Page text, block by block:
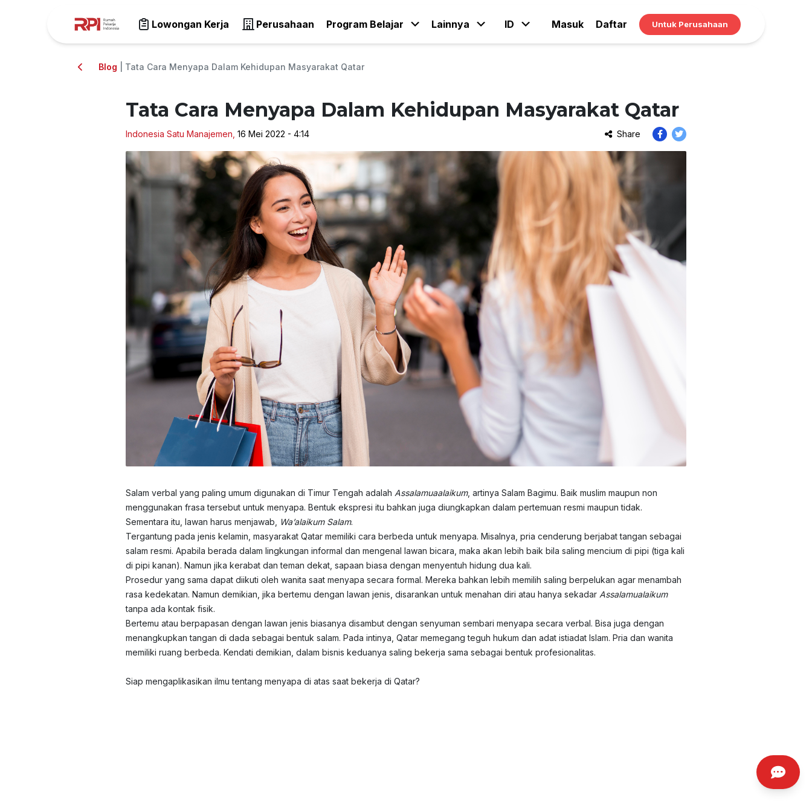
Lowongan Kerja Perusahaan Program Belajar Lainnya ID Masuk Daftar Untuk Perusahaan
Blog | Tata Cara Menyapa Dalam Kehidupan Masyarakat Qatar
Tata Cara Menyapa Dalam Kehidupan Masyarakat Qatar
Indonesia Satu Manajemen, 16 Mei 2022 - 4:14 Share
Salam verbal yang paling umum digunakan di Timur Tengah adalah Assalamuaalaikum, artinya Salam Bagimu. Baik muslim maupun non
menggunakan frasa tersebut untuk menyapa. Bentuk ekspresi itu bahkan juga diungkapkan dalam pertemuan resmi maupun tidak.
Sementara itu, lawan harus menjawab,
Wa’alaikum Salam.
Tergantung pada jenis kelamin, masyarakat Qatar memiliki cara berbeda untuk menyapa. Misalnya, pria cenderung berjabat tangan sebagai
salam resmi. Apabila berada dalam lingkungan informal dan mengenal lawan bicara, maka akan lebih baik bila saling mencium di pipi (tiga kali
di pipi kanan). Namun jika kerabat dan teman dekat, sapaan biasa dengan menyentuh hidung dua kali.
Prosedur yang sama dapat diikuti oleh wanita saat menyapa secara formal. Mereka bahkan lebih memilih saling berpelukan agar menambah
rasa kedekatan. Namun demikian, jika bertemu dengan lawan jenis, disarankan untuk menahan diri atau hanya sekadar Assalamualaikum
tanpa ada kontak fisik.
Bertemu atau berpapasan dengan lawan jenis biasanya disambut dengan senyuman sembari menyapa secara verbal. Bisa juga dengan
menangkupkan tangan di dada sebagai bentuk salam. Pada intinya, Qatar memegang teguh hukum dan adat istiadat Islam. Pria dan wanita
memiliki ruang berbeda. Kendati demikian, dalam bisnis keduanya saling bekerja sama sebagai bentuk profesionalitas.
Siap mengaplikasikan ilmu tentang menyapa di atas saat bekerja di Qatar?